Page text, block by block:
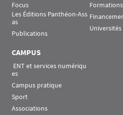
Focus
Les Éditions Panthéon-Ass
as
Publications
CAMPUS
es
Campus pratique
Sport
Associations